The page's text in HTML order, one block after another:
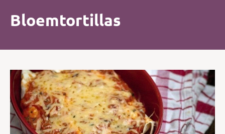
Bloemtortillas